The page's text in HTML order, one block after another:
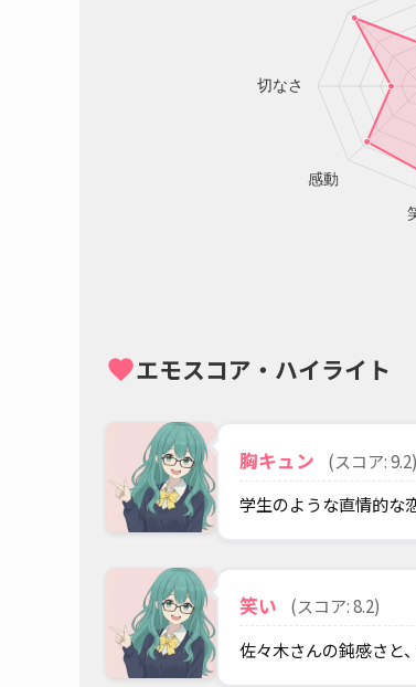
favoriteエモスコア・ハイライト
胸キュン
(スコア: 9.2)
学生のような直情的な
笑い
(スコア: 8.2)
佐々木さんの鈍感さと